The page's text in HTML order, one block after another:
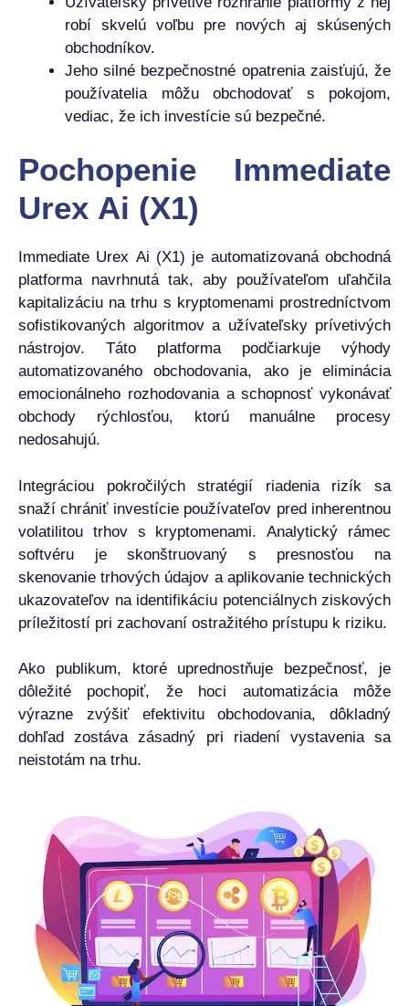
robí skvelú voľbu pre nových aj skúsených
obchodníkov.
Jeho silné bezpečnostné opatrenia zaisťujú, že
používatelia môžu obchodovať s pokojom,
vediac, že ​​ich investície sú bezpečné.
Pochopenie Immediate
Urex Ai (X1)
Immediate Urex Ai (X1) je automatizovaná obchodná
platforma navrhnutá tak, aby používateľom uľahčila
kapitalizáciu na trhu s kryptomenami prostredníctvom
sofistikovaných algoritmov a užívateľsky prívetivých
nástrojov. Táto platforma podčiarkuje výhody
automatizovaného obchodovania, ako je eliminácia
emocionálneho rozhodovania a schopnosť vykonávať
obchody rýchlosťou, ktorú manuálne procesy
nedosahujú.
Integráciou pokročilých stratégií riadenia rizík sa
snaží chrániť investície používateľov pred inherentnou
volatilitou trhov s kryptomenami. Analytický rámec
softvéru je skonštruovaný s presnosťou na
skenovanie trhových údajov a aplikovanie technických
ukazovateľov na identifikáciu potenciálnych ziskových
príležitostí pri zachovaní ostražitého prístupu k riziku.
Ako publikum, ktoré uprednostňuje bezpečnosť, je
dôležité pochopiť, že hoci automatizácia môže
výrazne zvýšiť efektivitu obchodovania, dôkladný
dohľad zostáva zásadný pri riadení vystavenia sa
neistotám na trhu.